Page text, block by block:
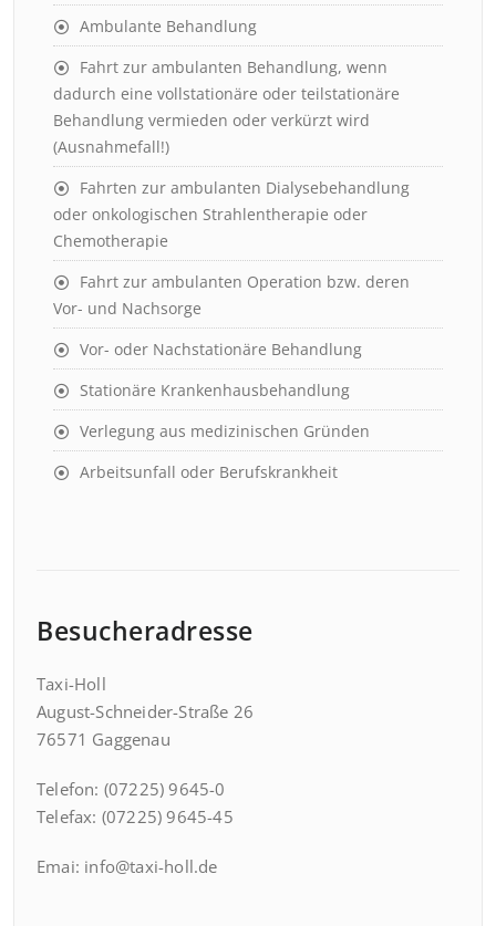
Ambulante Behandlung
Fahrt zur ambulanten Behandlung, wenn
dadurch eine vollstationäre oder teilstationäre
Behandlung vermieden oder verkürzt wird
(Ausnahmefall!)
Fahrten zur ambulanten Dialysebehandlung
oder onkologischen Strahlentherapie oder
Chemotherapie
Fahrt zur ambulanten Operation bzw. deren
Vor- und Nachsorge
Vor- oder Nachstationäre Behandlung
Stationäre Krankenhausbehandlung
Verlegung aus medizinischen Gründen
Arbeitsunfall oder Berufskrankheit
Besucheradresse
Taxi-Holl
August-Schneider-Straße 26
76571 Gaggenau
Telefon: (07225) 9645-0
Telefax: (07225) 9645-45
Emai: info@taxi-holl.de